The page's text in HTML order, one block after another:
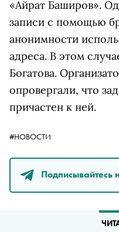
«Айрат Баширов».
записи с помощью
анонимности
адреса. В этом
Богатова.
опровергали, что
причастен к ней.
#НОВОСТИ
Подписывайтесь